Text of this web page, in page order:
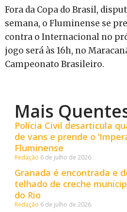
Fora da Copa do Brasil,
semana, o Fluminense se
contra o Internacional no
jogo será às 16h, no
Campeonato Brasileiro.
Mais
Polícia Civil desarticula
de vans e prende o
Fluminense
Redação 6 de julho de 2026
Granada é encontrada e
telhado de creche
do Rio
Redação 6 de julho de 2026